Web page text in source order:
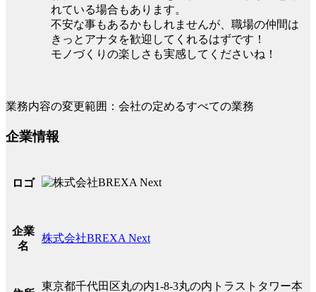
れている場合もあります。
不安な事もあるかもしれませんが、職場の仲間は
きっとアナタを歓迎してくれるはずです！
モノづくりの楽しさも実感してくださいね！
業務内容の変更範囲：会社の定めるすべての業務
企業情報
ロゴ
企業
名
株式会社BREXA Next
東京都千代田区丸の内1-8-3丸の内トラストタワー本